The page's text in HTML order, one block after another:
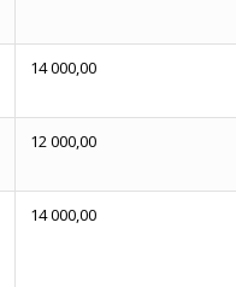
14 000,00
12 000,00
14 000,00